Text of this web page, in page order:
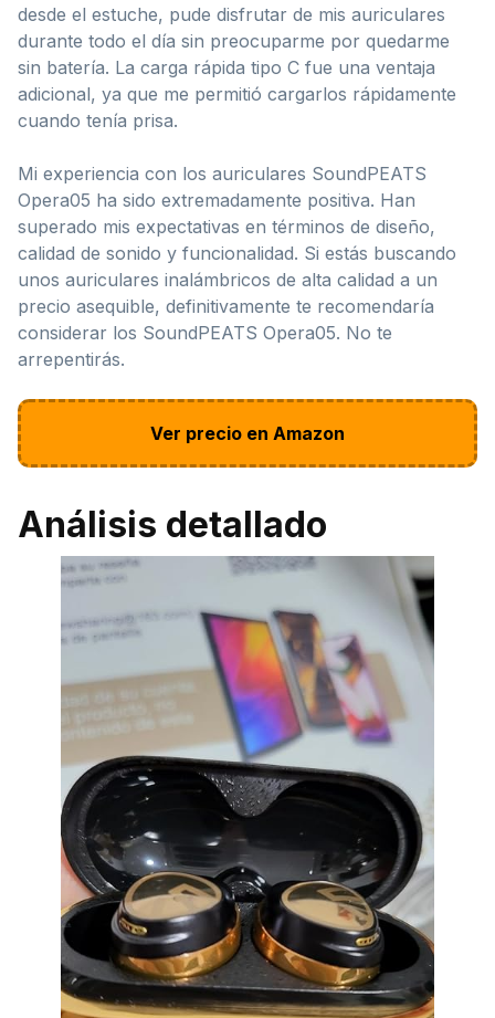
desde el estuche, pude disfrutar de mis auriculares
durante todo el día sin preocuparme por quedarme
sin batería. La carga rápida tipo C fue una ventaja
adicional, ya que me permitió cargarlos rápidamente
cuando tenía prisa.
Mi experiencia con los auriculares SoundPEATS
Opera05 ha sido extremadamente positiva. Han
superado mis expectativas en términos de diseño,
calidad de sonido y funcionalidad. Si estás buscando
unos auriculares inalámbricos de alta calidad a un
precio asequible, definitivamente te recomendaría
considerar los SoundPEATS Opera05. No te
arrepentirás.
Ver precio en Amazon
Análisis detallado